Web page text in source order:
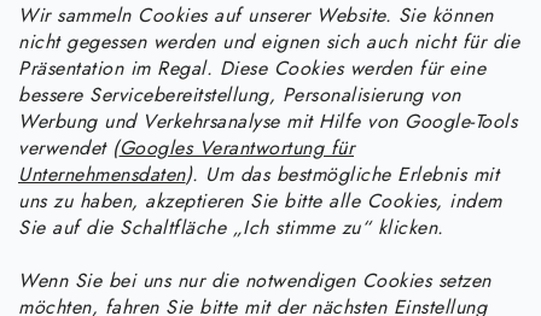
Wir sammeln Cookies auf unserer Website. Sie können
nicht gegessen werden und eignen sich auch nicht für die
Präsentation im Regal. Diese Cookies werden für eine
bessere Servicebereitstellung, Personalisierung von
Werbung und Verkehrsanalyse mit Hilfe von Google-Tools
verwendet (Googles Verantwortung für
Unternehmensdaten). Um das bestmögliche Erlebnis mit
uns zu haben, akzeptieren Sie bitte alle Cookies, indem
Sie auf die Schaltfläche „Ich stimme zu“ klicken.
Wenn Sie bei uns nur die notwendigen Cookies setzen
möchten, fahren Sie bitte mit der nächsten Einstellung
Informace pro vás
Kontakte
Anleitung zur Verarbeitung von UV-Harz: Ein praktischer Leitfaden